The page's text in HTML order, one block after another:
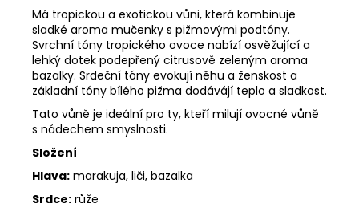
Má tropickou a exotickou vůni, která kombinuje
sladké aroma mučenky s pižmovými podtóny.
Svrchní tóny tropického ovoce nabízí osvěžující a
lehký dotek podepřený citrusově zeleným aroma
bazalky. Srdeční tóny evokují něhu a ženskost a
základní tóny bílého pižma dodávájí teplo a sladkost.
Tato vůně je ideální pro ty, kteří milují ovocné vůně
s nádechem smyslnosti.
Složení
Hlava: marakuja, liči, bazalka
Srdce: růže